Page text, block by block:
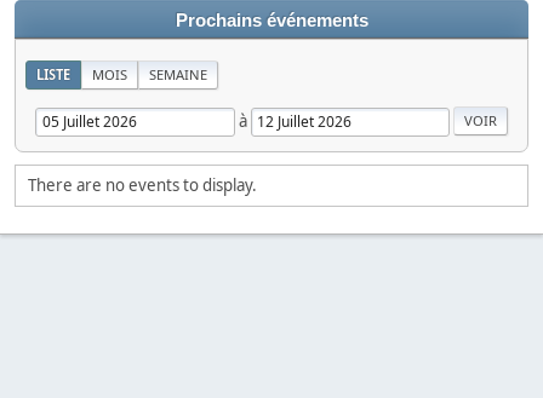
Prochains événements
LISTE MOIS SEMAINE
à
There are no events to display.